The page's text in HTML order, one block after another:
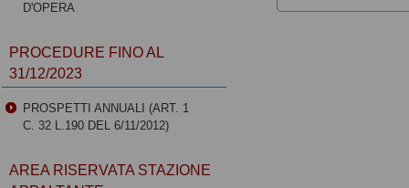
D'OPERA
PROCEDURE FINO AL
31/12/2023
PROSPETTI ANNUALI (ART. 1
C. 32 L.190 DEL 6/11/2012)
AREA RISERVATA STAZIONE